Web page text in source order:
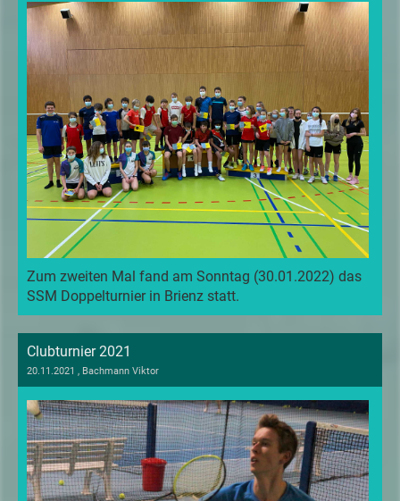
Zum zweiten Mal fand am Sonntag (30.01.2022) das
SSM Doppelturnier in Brienz statt.
Clubturnier 2021
20.11.2021 , Bachmann Viktor